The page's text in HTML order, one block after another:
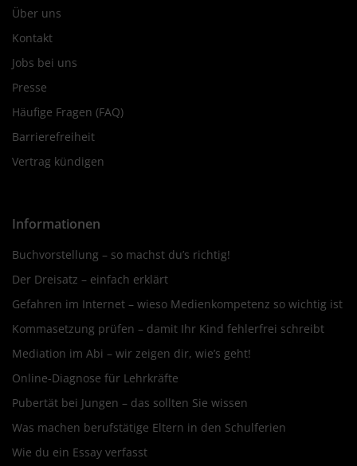
Über uns
Kontakt
Jobs bei uns
Presse
Häufige Fragen (FAQ)
Barrierefreiheit
Vertrag kündigen
Informationen
Buchvorstellung – so machst du’s richtig!
Der Dreisatz – einfach erklärt
Gefahren im Internet – wieso Medienkompetenz so wichtig ist
Kommasetzung prüfen – damit Ihr Kind fehlerfrei schreibt
Mediation im Abi – wir zeigen dir, wie’s geht!
Online-Diagnose für Lehrkräfte
Pubertät bei Jungen – das sollten Sie wissen
Was machen berufstätige Eltern in den Schulferien
Wie du ein Essay verfasst